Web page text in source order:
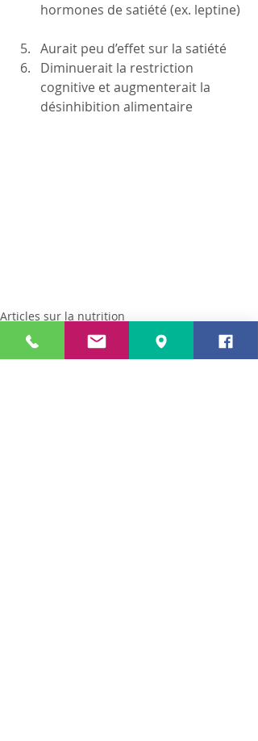
hormones de satiété (ex. leptine)
Aurait peu d’effet sur la satiété
Diminuerait la restriction
cognitive et augmenterait la
désinhibition alimentaire
Articles sur la nutrition